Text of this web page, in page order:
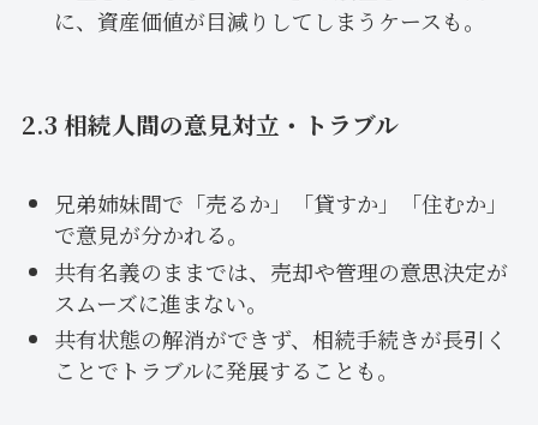
に、資産価値が目減りしてしまうケースも。
2.3 相続人間の意見対立・トラブル
兄弟姉妹間で「売るか」「貸すか」「住むか」
で意見が分かれる。
共有名義のままでは、売却や管理の意思決定が
スムーズに進まない。
共有状態の解消ができず、相続手続きが長引く
ことでトラブルに発展することも。